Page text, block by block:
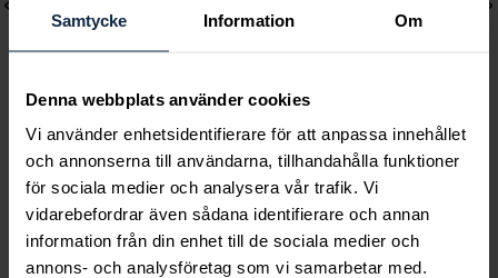
Samtycke Information Om
Denna webbplats använder cookies
Vi använder enhetsidentifierare för att anpassa innehållet
och annonserna till användarna, tillhandahålla funktioner
för sociala medier och analysera vår trafik. Vi
vidarebefordrar även sådana identifierare och annan
information från din enhet till de sociala medier och
annons- och analysföretag som vi samarbetar med.
Lily and Rose
Emily pearl bracelet -
Ivory
Pris:349 kr
349 kr
Mockberg
Royal Watch 28 mm
Pris:2 399 kr
2 399 kr